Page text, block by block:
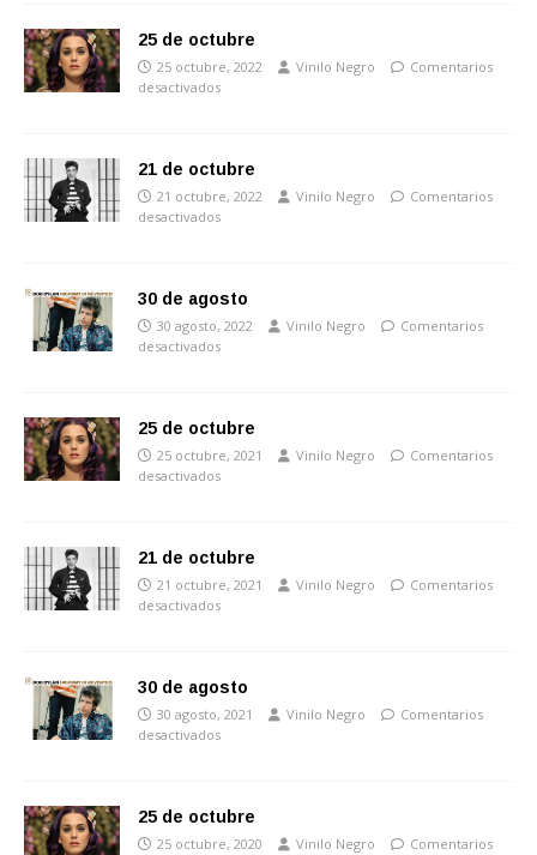
25 de octubre
25 octubre, 2022 Vinilo Negro
Comentarios
desactivados
21 de octubre
21 octubre, 2022 Vinilo Negro
Comentarios
desactivados
30 de agosto
30 agosto, 2022 Vinilo Negro
Comentarios
desactivados
25 de octubre
25 octubre, 2021 Vinilo Negro
Comentarios
desactivados
21 de octubre
21 octubre, 2021 Vinilo Negro
Comentarios
desactivados
30 de agosto
30 agosto, 2021 Vinilo Negro
Comentarios
desactivados
25 de octubre
25 octubre, 2020 Vinilo Negro Comentarios